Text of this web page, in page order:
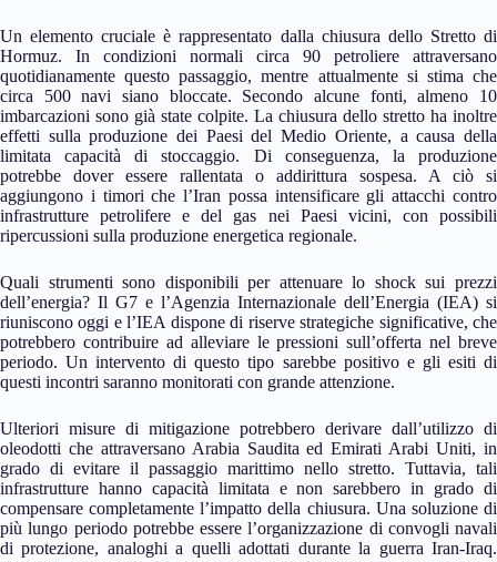
Un elemento cruciale è rappresentato dalla chiusura dello Stretto di
Hormuz. In condizioni normali circa 90 petroliere attraversano
quotidianamente questo passaggio, mentre attualmente si stima che
circa 500 navi siano bloccate. Secondo alcune fonti, almeno 10
imbarcazioni sono già state colpite. La chiusura dello stretto ha inoltre
effetti sulla produzione dei Paesi del Medio Oriente, a causa della
limitata capacità di stoccaggio. Di conseguenza, la produzione
potrebbe dover essere rallentata o addirittura sospesa. A ciò si
aggiungono i timori che l’Iran possa intensificare gli attacchi contro
infrastrutture petrolifere e del gas nei Paesi vicini, con possibili
ripercussioni sulla produzione energetica regionale.
Quali strumenti sono disponibili per attenuare lo shock sui prezzi
dell’energia? Il G7 e l’Agenzia Internazionale dell’Energia (IEA) si
riuniscono oggi e l’IEA dispone di riserve strategiche significative, che
potrebbero contribuire ad alleviare le pressioni sull’offerta nel breve
periodo. Un intervento di questo tipo sarebbe positivo e gli esiti di
questi incontri saranno monitorati con grande attenzione.
Ulteriori misure di mitigazione potrebbero derivare dall’utilizzo di
oleodotti che attraversano Arabia Saudita ed Emirati Arabi Uniti, in
grado di evitare il passaggio marittimo nello stretto. Tuttavia, tali
infrastrutture hanno capacità limitata e non sarebbero in grado di
compensare completamente l’impatto della chiusura. Una soluzione di
più lungo periodo potrebbe essere l’organizzazione di convogli navali
di protezione, analoghi a quelli adottati durante la guerra Iran-Iraq.